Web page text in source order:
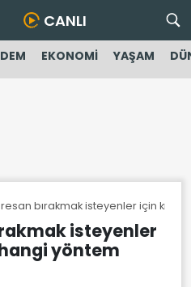
CANLI
EKONOMİ YAŞAM
bırakmak isteyenler için kritik
isteyenler
yöntem